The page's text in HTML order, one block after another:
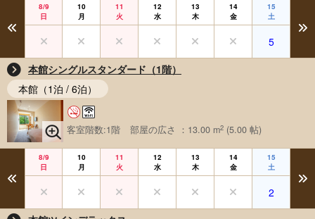
8/9
日
10
月
11
火
12
水
13
木
14
金
15
土
5
本館シングルスタンダード（1階）
本館（1泊 / 6泊）
客室階数:1階 部屋の広さ ：13.00 m2 (5.00 帖)
8/9
日
10
月
11
火
12
水
13
木
14
金
15
土
2